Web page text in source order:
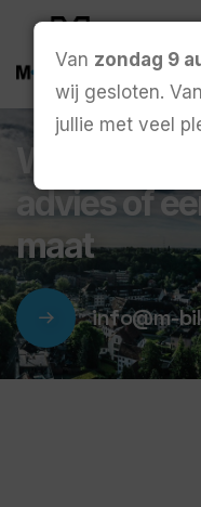
advies of
maat
info@m-
Van zondag 9
wij gesloten.
jullie met veel